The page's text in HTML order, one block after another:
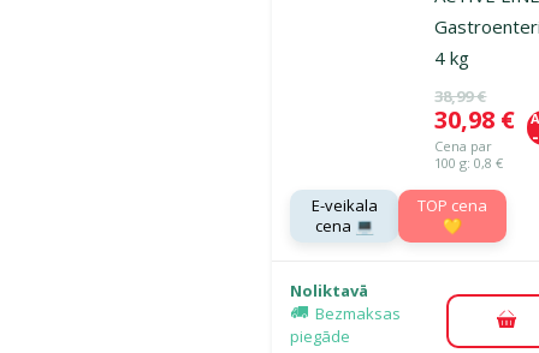
4 kg
Oriģinālā
38,99 €
Cena
30,98 €
Cena par
100 g: 0,8 €
E-veikala
cena 💻
TOP cena
💛
Noliktavā
Bezmaksas
piegāde